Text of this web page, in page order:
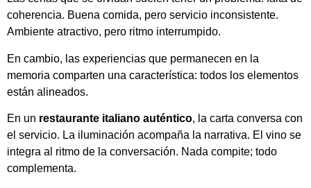
coherencia. Buena comida, pero servicio inconsistente.
Ambiente atractivo, pero ritmo interrumpido.
En cambio, las experiencias que permanecen en la
memoria comparten una característica: todos los elementos
están alineados.
En un restaurante italiano auténtico, la carta conversa con
el servicio. La iluminación acompaña la narrativa. El vino se
integra al ritmo de la conversación. Nada compite; todo
complementa.